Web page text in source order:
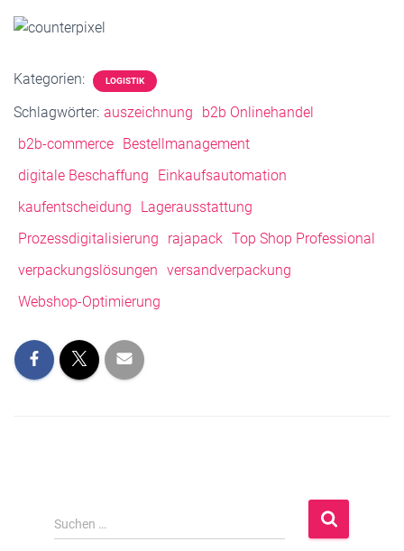
Kategorien: LOGISTIK
Schlagwörter: auszeichnung
b2b Onlinehandel
b2b-commerce
Bestellmanagement
digitale Beschaffung
Einkaufsautomation
kaufentscheidung
Lagerausstattung
Prozessdigitalisierung
rajapack Top Shop Professional
verpackungslösungen versandverpackung
Webshop-Optimierung
S
u
Suchen …